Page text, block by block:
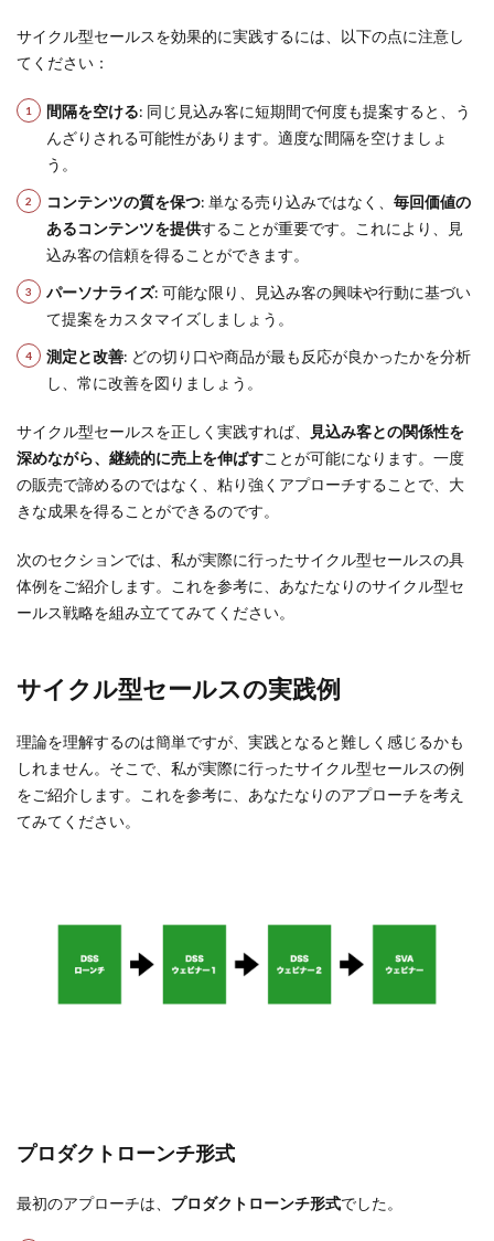
サイクル型セールスを効果的に実践するには、以下の点に注意し
てください：
間隔を空ける: 同じ見込み客に短期間で何度も提案すると、う
んざりされる可能性があります。適度な間隔を空けましょ
う。
コンテンツの質を保つ: 単なる売り込みではなく、 毎回価値の
あるコンテンツを提供することが重要です。これにより、見
込み客の信頼を得ることができます。
パーソナライズ: 可能な限り、見込み客の興味や行動に基づい
て提案をカスタマイズしましょう。
測定と改善: どの切り口や商品が最も反応が良かったかを分析
し、常に改善を図りましょう。
サイクル型セールスを正しく実践すれば、
見込み客との関係性を
深めながら、継続的に売上を伸ばすことが可能になります。一度
の販売で諦めるのではなく、粘り強くアプローチすることで、大
きな成果を得ることができるのです。
次のセクションでは、私が実際に行ったサイクル型セールスの具
体例をご紹介します。これを参考に、あなたなりのサイクル型セ
ールス戦略を組み立ててみてください。
サイクル型セールスの実践例
理論を理解するのは簡単ですが、実践となると難しく感じるかも
しれません。そこで、私が実際に行ったサイクル型セールスの例
をご紹介します。これを参考に、あなたなりのアプローチを考え
てみてください。
プロダクトローンチ形式
最初のアプローチは、 プロダクトローンチ形式でした。